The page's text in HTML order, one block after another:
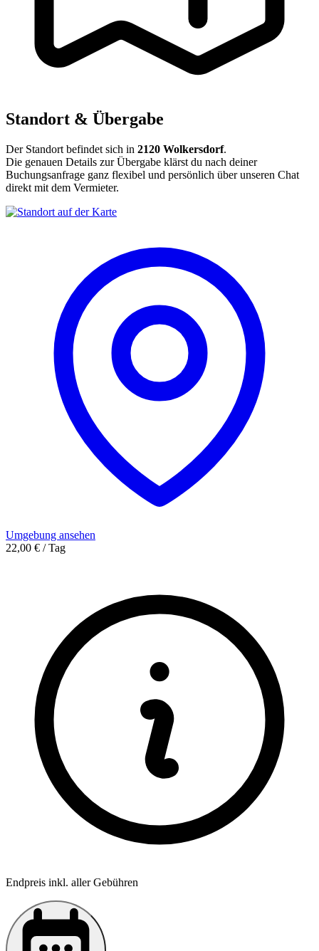
Standort & Übergabe
Der Standort befindet sich in 2120 Wolkersdorf.
Die genauen Details zur Übergabe klärst du nach deiner
Buchungsanfrage ganz flexibel und persönlich über unseren Chat
direkt mit dem Vermieter.
Umgebung ansehen
22,00 € / Tag
Endpreis inkl. aller Gebühren